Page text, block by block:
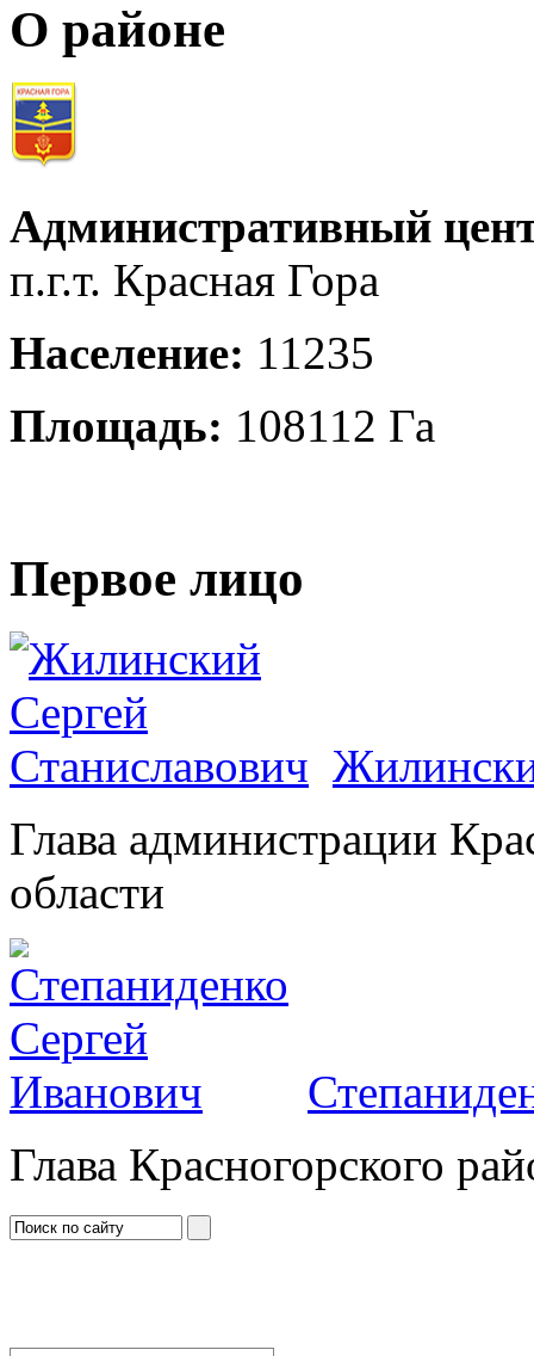
О районе
Административный
п.г.т. Красная Гора
Население: 11235
Площадь: 108112 Га
Первое лицо
Глава администрации
области
Глава Красногорского